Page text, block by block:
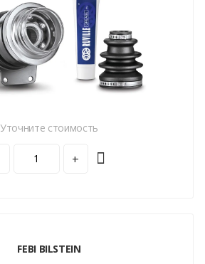
Уточните стоимость
+
FEBI BILSTEIN